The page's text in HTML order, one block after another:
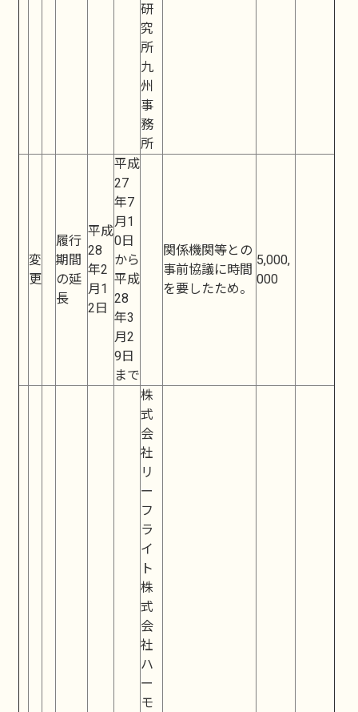
研
究
所
九
州
事
務
所
変
更
履行
期間
の延
長
平成
28
年2
月1
2日
平成
27
年7
月1
0日
から
平成
28
年3
月2
9日
まで
関係機関等との
事前協議に時間
を要したため。
5,000,
000
株
式
会
社
リ
ー
フ
ラ
イ
ト
株
式
会
社
ハ
ー
モ